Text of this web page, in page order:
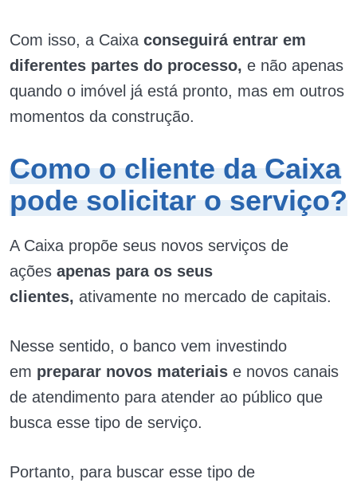
Com isso, a Caixa conseguirá entrar em
diferentes partes do processo, e não apenas
quando o imóvel já está pronto, mas em outros
momentos da construção.
Como o cliente da Caixa
pode solicitar o serviço?
A Caixa propõe seus novos serviços de
ações apenas para os seus
clientes, ativamente no mercado de capitais.
Nesse sentido, o banco vem investindo
em preparar novos materiais e novos canais
de atendimento para atender ao público que
busca esse tipo de serviço.
Portanto, para buscar esse tipo de